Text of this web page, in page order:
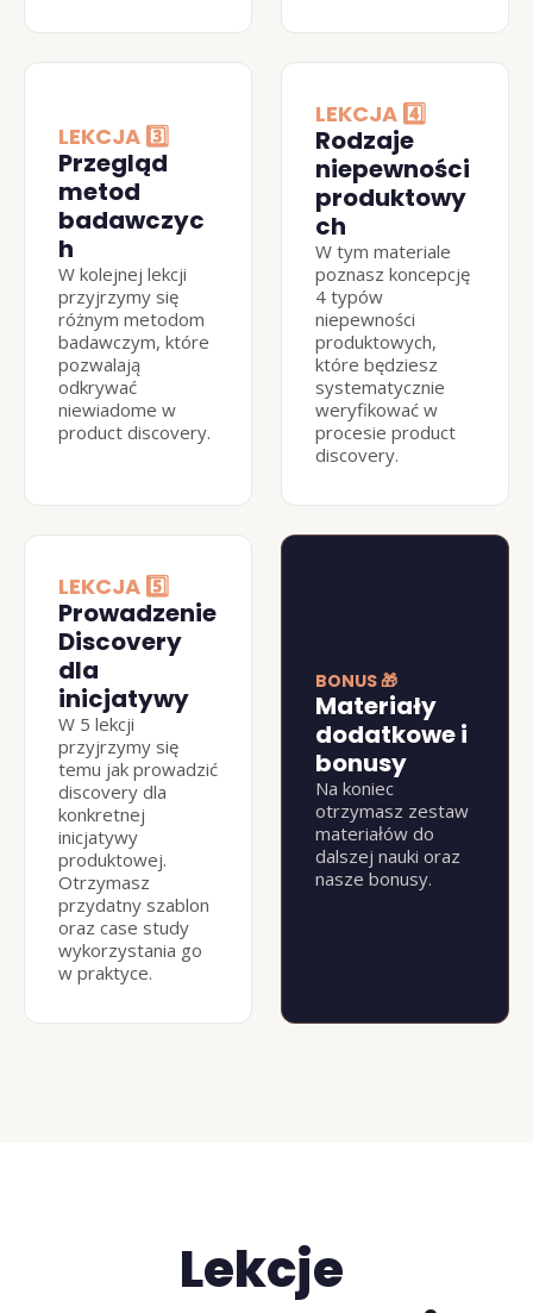
LEKCJA 3️⃣
Przegląd
metod
badawczyc
h
W kolejnej lekcji
przyjrzymy się
różnym metodom
badawczym, które
pozwalają
odkrywać
niewiadome w
product discovery.
LEKCJA 4️⃣
Rodzaje
niepewności
produktowy
ch
W tym materiale
poznasz koncepcję
4 typów
niepewności
produktowych,
które będziesz
systematycznie
weryfikować w
procesie product
discovery.
LEKCJA 5️⃣
Prowadzenie
Discovery
dla
inicjatywy
W 5 lekcji
przyjrzymy się
temu jak prowadzić
discovery dla
konkretnej
inicjatywy
produktowej.
Otrzymasz
przydatny szablon
oraz case study
wykorzystania go
w praktyce.
BONUS 🎁
Materiały
dodatkowe i
bonusy
Na koniec
otrzymasz zestaw
materiałów do
dalszej nauki oraz
nasze bonusy.
Lekcje